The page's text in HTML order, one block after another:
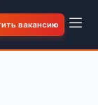
вакансию